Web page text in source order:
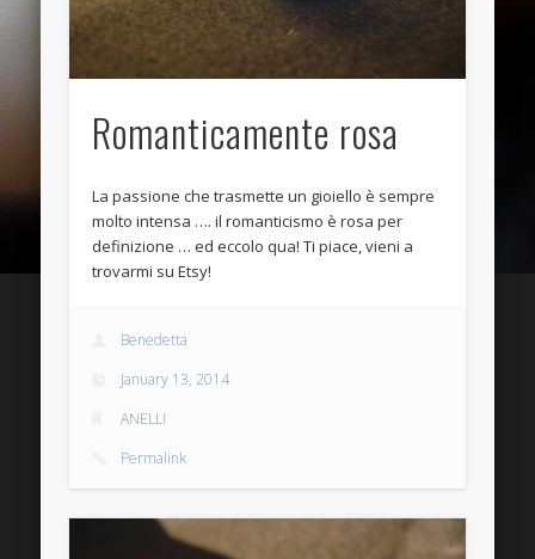
COLLANE E PENDENTI
CommentsRSS
WordPress.org
Romanticamente rosa
La passione che trasmette un gioiello è sempre
molto intensa …. il romanticismo è rosa per
definizione … ed eccolo qua! Ti piace, vieni a
trovarmi su Etsy!
Benedetta
January 13, 2014
ANELLI
Permalink